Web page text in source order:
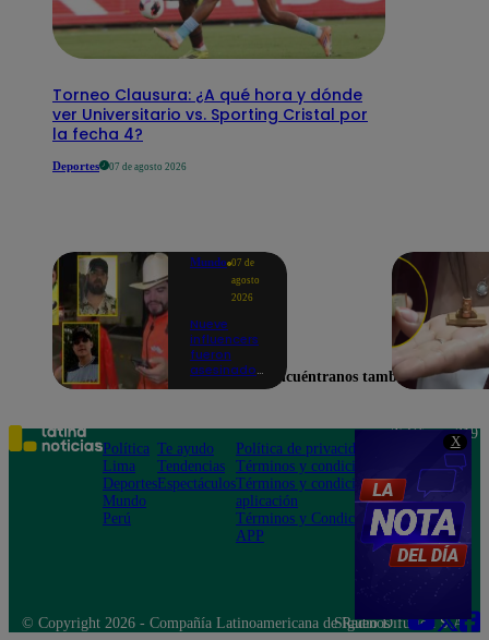
X
Torneo Clausura: ¿A qué hora y dónde
ver Universitario vs. Sporting Cristal por
la fecha 4?
Deportes 07 de agosto 2026
Mundo 07 de
agosto
2026
Nueve
influencers
fueron
asesinados
el Cártel de
Sinaloa
Encuéntranos también en
Política
Lima
Deportes
Mundo
Perú
Te ayudo
Tendencias
Espectáculos
Política de privacidad
Términos y condiciones
Términos y condiciones
aplicación
Términos y Condiciones
APP
Teléfono: 219
Av. San
Felipe 968
Jesús María
© Copyright 2026 - Compañía Latinoamericana de Radio Difusión S.A.
Síguenos